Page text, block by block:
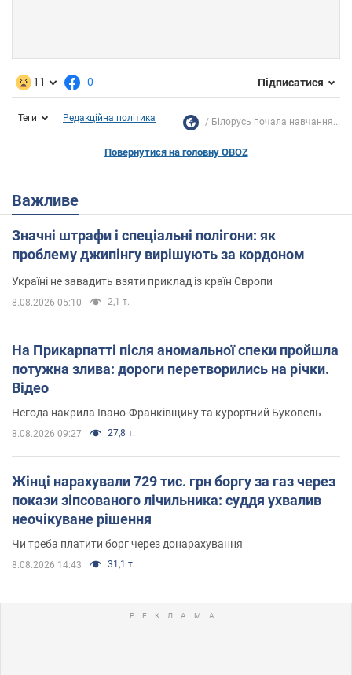
11 0 Підписатися
Теги Редакційна політика Білорусь почала навчання...
Повернутися на головну OBOZ
Важливе
Значні штрафи і спеціальні полігони: як
проблему джипінгу вирішують за кордоном
Україні не завадить взяти приклад із країн Європи
8.08.2026 05:10 2,1 т.
На Прикарпатті після аномальної спеки пройшла
потужна злива: дороги перетворились на річки.
Відео
Негода накрила Івано-Франківщину та курортний Буковель
8.08.2026 09:27 27,8 т.
Жінці нарахували 729 тис. грн боргу за газ через
покази зіпсованого лічильника: суддя ухвалив
неочікуване рішення
Чи треба платити борг через донарахування
8.08.2026 14:43 31,1 т.